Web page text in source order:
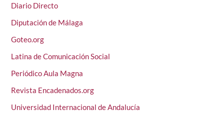
Diario Directo
Diputación de Málaga
Goteo.org
Latina de Comunicación Social
Periódico Aula Magna
Revista Encadenados.org
Universidad Internacional de Andalucía